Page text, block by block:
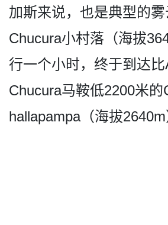
加斯来说，也是典型的
Chucura小村落（海拔
行一个小时，终于到达
Chucura马鞍低2200米
hallapampa（海拔2640m